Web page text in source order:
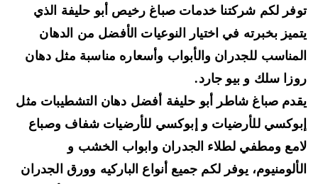
لكم شركتنا خدمات صباغ رخيص أبو حليفة الذي
بخبرته في اختيار النوعيات الأفضل من الدهان
للجدران والأبواب وأسعاره مناسبة مثلدهان
سلك و بيو جارد.
صباغ شاطر أبو حليفة أفضلدهان التشطيبات مثل
للأرضيات و إبوكسي للأرضيات شفاف وصباع
ومطفي لطلاء الجدران وابواب الخشب و
، يوفر لكم جميع أنواع الباركيه وورق الجدران